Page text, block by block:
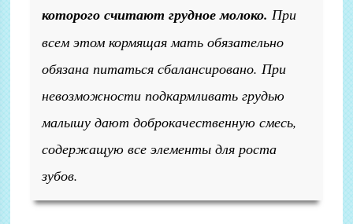
которого считают грудное молоко. При
всем этом кормящая мать обязательно
обязана питаться сбалансировано. При
невозможности подкармливать грудью
малышу дают доброкачественную смесь,
содержащую все элементы для роста
зубов.